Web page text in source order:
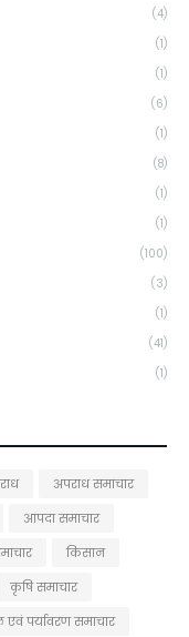
(4)
(1)
(1)
(6)
(1)
(8)
(1)
(1)
(100)
(3)
(1)
(41)
(1)
अपराध समाचार
आपदा समाचार
किसान
कृषि समाचार
पर्यावरण समाचार